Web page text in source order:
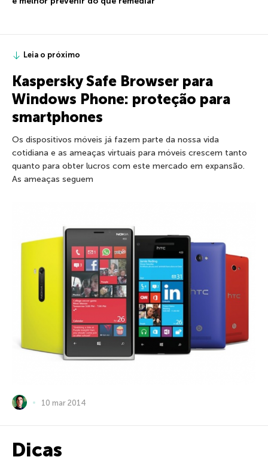
Leia o próximo
Kaspersky Safe Browser para
Windows Phone: proteção para
smartphones
Os dispositivos móveis já fazem parte da nossa vida
cotidiana e as ameaças virtuais para móveis crescem tanto
quanto para obter lucros com este mercado em expansão.
As ameaças seguem
10 mar 2014
Dicas